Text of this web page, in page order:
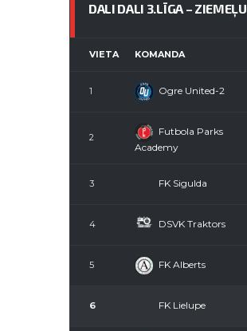
DALI DALI 3.LĪGA –
VIETA KOMANDA
1 Ogre United-2
2
Futbola Parks
Academy
3 FK Sigulda
4 DSVK Traktors
5 FK Alberts
6 FK Lielupe